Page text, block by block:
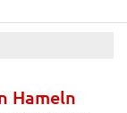
Hameln